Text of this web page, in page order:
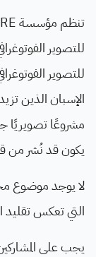
للتصوير
مشروعًا تصويريًا
يكون قد نُشر من
لا يوجد موضوع
التي تعكس تقليد